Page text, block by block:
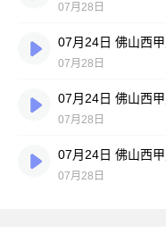
07月28日
07月28日
07月28日
07月28日